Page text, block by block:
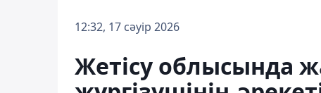
12:32, 17 сәуір 2026
Жетісу облысында